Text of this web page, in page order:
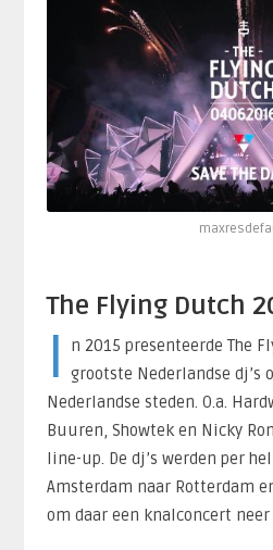
The Flying Dutch
I
n 2015 presenteerde The
grootste Nederlandse dj’s
Nederlandse steden. O.a.
Buuren, Showtek en Nicky
line-up. De dj’s werden per
Amsterdam naar Rotterdam
om daar een knalconcert